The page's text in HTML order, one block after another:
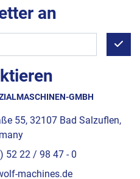
GMBH
55, 32107 Bad Salzuflen,
52 22 / 98 47 - 0
machines.de
an